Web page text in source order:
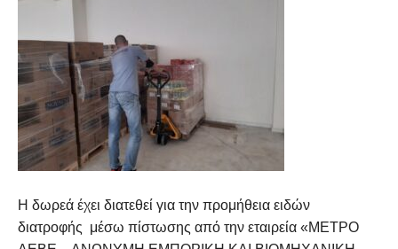
Η δωρεά έχει διατεθεί για την προμήθεια ειδών
διατροφής μέσω πίστωσης από την εταιρεία «ΜΕΤΡΟ